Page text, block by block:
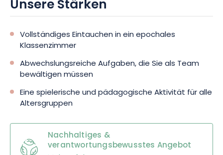
Unsere Stärken
Vollständiges Eintauchen in ein epochales
Klassenzimmer
Abwechslungsreiche Aufgaben, die Sie als Team
bewältigen müssen
Eine spielerische und pädagogische Aktivität für alle
Altersgruppen
Nachhaltiges &
verantwortungsbewusstes Angebot